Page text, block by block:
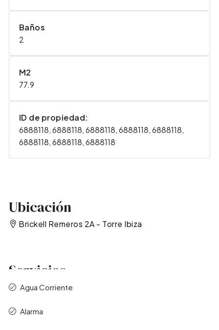
Baños
2
M2
77.9
ID de propiedad:
6888118, 6888118, 6888118, 6888118, 6888118,
6888118, 6888118, 6888118
Ubicación
Brickell Remeros 2A - Torre Ibiza
Servicios
Agua Corriente
Alarma